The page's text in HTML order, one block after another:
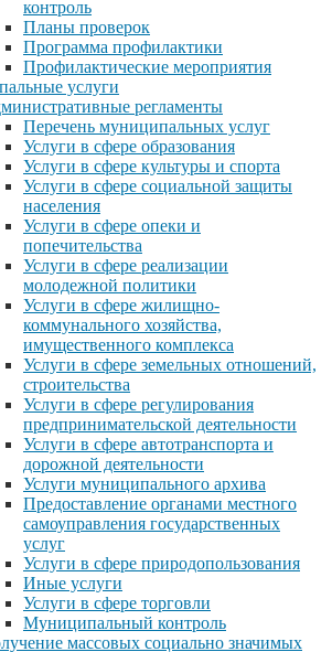
контроль
Планы проверок
Программа профилактики
Профилактические мероприятия
услуги
регламенты
Перечень муниципальных услуг
Услуги в сфере образования
Услуги в сфере культуры и спорта
Услуги в сфере социальной защиты
населения
Услуги в сфере опеки и
попечительства
Услуги в сфере реализации
молодежной политики
Услуги в сфере жилищно-
коммунального хозяйства,
имущественного комплекса
Услуги в сфере земельных отношений,
строительства
Услуги в сфере регулирования
предпринимательской деятельности
Услуги в сфере автотранспорта и
дорожной деятельности
Услуги муниципального архива
Предоставление органами местного
самоуправления государственных
услуг
Услуги в сфере природопользования
Иные услуги
Услуги в сфере торговли
Муниципальный контроль
массовых социально значимых